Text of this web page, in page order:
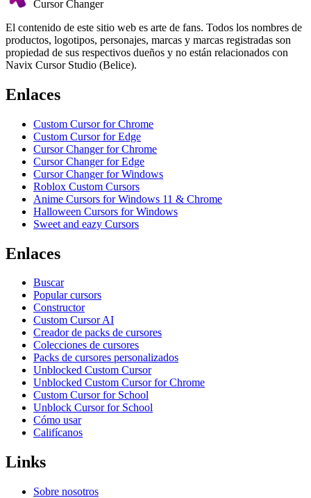
Cursor Changer
El contenido de este sitio web es arte de fans. Todos los nombres de
productos, logotipos, personajes, marcas y marcas registradas son
propiedad de sus respectivos dueños y no están relacionados con
Navix Cursor Studio (Belice).
Enlaces
Custom Cursor for Chrome
Custom Cursor for Edge
Cursor Changer for Chrome
Cursor Changer for Edge
Cursor Changer for Windows
Roblox Custom Cursors
Anime Cursors for Windows 11 & Chrome
Halloween Cursors for Windows
Sweet and eazy Cursors
Enlaces
Buscar
Popular cursors
Constructor
Custom Cursor AI
Creador de packs de cursores
Colecciones de cursores
Packs de cursores personalizados
Unblocked Custom Cursor
Unblocked Custom Cursor for Chrome
Custom Cursor for School
Unblock Cursor for School
Cómo usar
Califícanos
Links
Sobre nosotros